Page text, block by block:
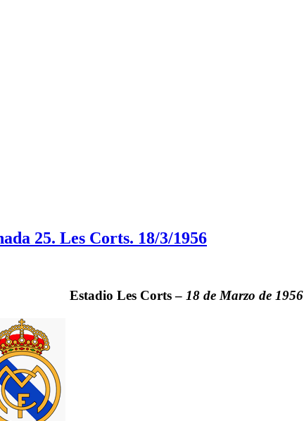
25. Les Corts. 18/3/1956
Estadio Les Corts– 18 de Marzo de 1956